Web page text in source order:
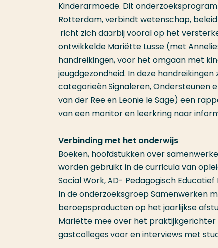
Kinderarmoede. Dit
Rotterdam, verbindt wetenschap,
richt zich daarbij vooral op het
ontwikkelde Mariëtte Lusse (met
handreikingen, voor het omgaan met
jeugdgezondheid. In deze
categorieën Signaleren, Ondersteunen
van der Ree en Leonie le Sage) een
van een monitor en leerkring naar
Verbinding met het onderwijs
Boeken, hoofdstukken over
worden gebruikt in de curricula van
Social Work, AD- Pedagogisch
In de onderzoeksgroep Samenwerken
beroepsproducten op het jaarlijkse
Mariëtte mee over het
gastcolleges voor en interviews met